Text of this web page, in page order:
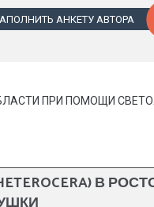
АНКЕТУ АВТОРА
ПРИ ПОМОЩИ
В